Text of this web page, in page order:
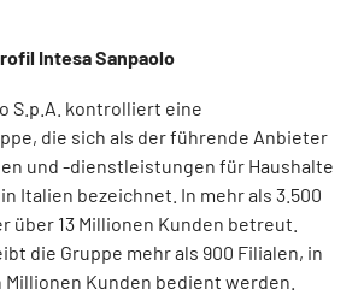
Intesa Sanpaolo
S.p.A. kontrolliert eine
die sich als der führende Anbieter
und -dienstleistungen für Haushalte
Italien bezeichnet. In mehr als 3.500
über 13 Millionen Kunden betreut.
die Gruppe mehr als 900 Filialen, in
Kunden bedient werden.